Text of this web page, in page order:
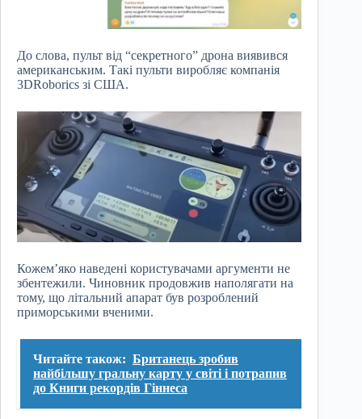
До слова, пульт від “секретного” дрона виявився
американським. Такі пульти виробляє компанія
3DRoborics зі США.
Кожем’яко наведені користувачами аргументи не
збентежили. Чиновник продовжив наполягати на
тому, що літальний апарат був розроблений
приморськими вченими.
Читайте також: Британець зробив
найбільшу гральну карту у світі і потрапив
до Книги рекордів Гіннеса